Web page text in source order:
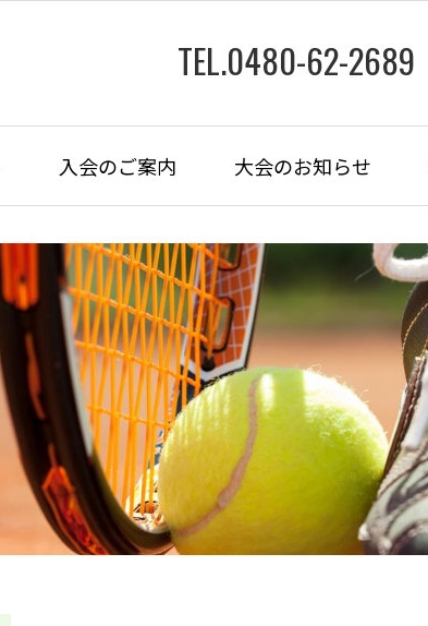
入会のご案内 大会のお知らせ
TEL.0480-62-2689